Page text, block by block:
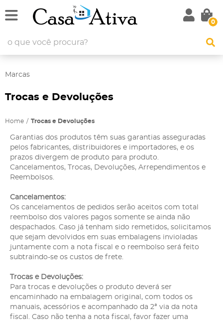
0
Marcas
Trocas e Devoluções
Home Trocas e Devoluções
Garantias dos produtos têm suas garantias asseguradas
pelos fabricantes, distribuidores e importadores, e os
prazos divergem de produto para produto.
Cancelamentos, Trocas, Devoluções, Arrependimentos e
Reembolsos.
Cancelamentos:
Os cancelamentos de pedidos serão aceitos com total
reembolso dos valores pagos somente se ainda não
despachados. Caso já tenham sido remetidos, solicitamos
que sejam devolvidos em suas embalagens invioladas
juntamente com a nota fiscal e o reembolso será feito
subtraindo-se os custos de frete.
Trocas e Devoluções:
Para trocas e devoluções o produto deverá ser
encaminhado na embalagem original, com todos os
manuais, acessórios e acompanhado da 2ª via da nota
fiscal. Caso não tenha a nota fiscal, favor fazer uma